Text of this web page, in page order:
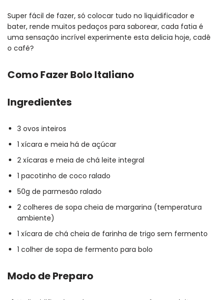
Super fácil de fazer, só colocar tudo no liquidificador e
bater, rende muitos pedaços para saborear, cada fatia é
uma sensação incrível experimente esta delicia hoje, cadê
o café?
Como Fazer Bolo Italiano
Ingredientes
3 ovos inteiros
1 xícara e meia há de açúcar
2 xícaras e meia de chá leite integral
1 pacotinho de coco ralado
50g de parmesão ralado
2 colheres de sopa cheia de margarina (temperatura
ambiente)
1 xícara de chá cheia de farinha de trigo sem fermento
1 colher de sopa de fermento para bolo
Modo de Preparo